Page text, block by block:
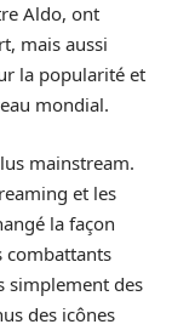
Aldo, ont
mais aussi
la popularité et
mondial.
mainstream.
et les
la façon
combattants
simplement des
des icônes